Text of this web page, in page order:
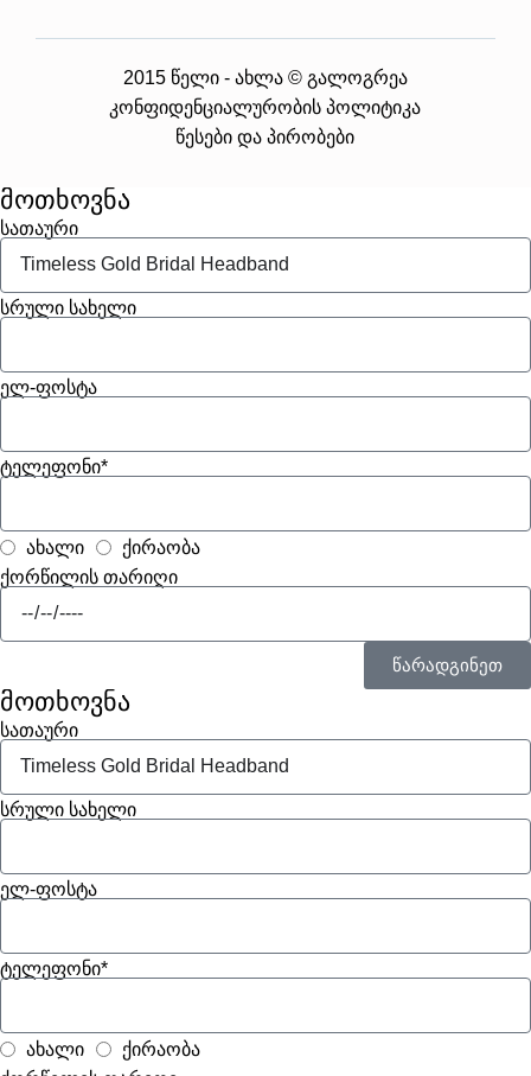
2015 წელი - ახლა © გალოგრეა
კონფიდენციალურობის პოლიტიკა
წესები და პირობები
მოთხოვნა
სათაური
სრული სახელი
ელ-ფოსტა
ტელეფონი*
ახალი
ქირაობა
ქორწილის თარიღი
წარადგინეთ
მოთხოვნა
სათაური
სრული სახელი
ელ-ფოსტა
ტელეფონი*
ახალი
ქირაობა